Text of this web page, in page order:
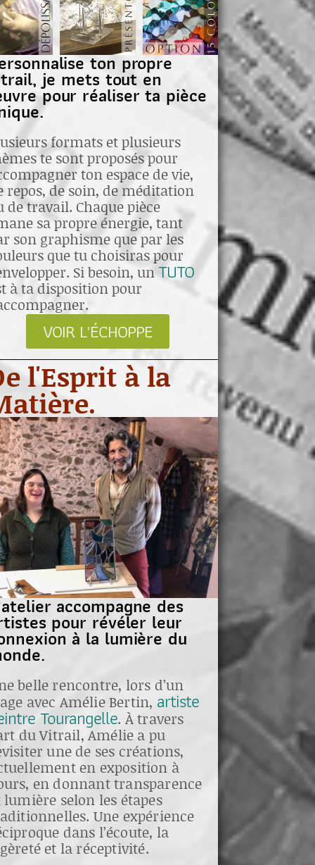
ton propre
je mets tout en
pour réaliser ta pièce
formats et plusieurs
te sont proposés pour
ton espace de vie,
repos, de soin, de méditation
de travail. Chaque pièce
sa propre énergie, tant
son graphisme que par les
que tu choisiras pour
Si besoin, unTUTO
à ta disposition pour
VOIR L'ÉCHOPPE
l'Esprit à la
accompagne des
pour révéler leur
à la lumière du
belle rencontre, lors d’un
avec Amélie Bertin, artiste
Tourangelle. À travers
du Vitrail, Amélie a pu
une de ses créations,
en exposition à
en donnant transparence
lumière selon les étapes
Une expérience
dans l’écoute, la
et la réceptivité.